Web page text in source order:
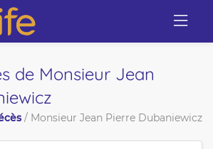
de Monsieur Jean
/ Monsieur Jean Pierre Dubaniewicz